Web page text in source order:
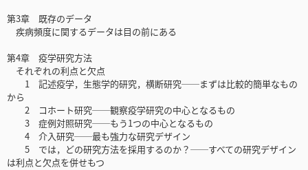
第3章 既存のデータ
疾病頻度に関するデータは目の前にある
第4章 疫学研究方法
それぞれの利点と欠点
1 記述疫学，生態学的研究，横断研究──まずは比較的簡単なもの
から
2 コホート研究──観察疫学研究の中心となるもの
3 症例対照研究──もう1つの中心となるもの
4 介入研究──最も強力な研究デザイン
5 では，どの研究方法を採用するのか？──すべての研究デザイン
は利点と欠点を併せもつ